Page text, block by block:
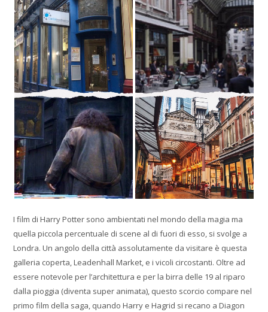
I film di Harry Potter sono ambientati nel mondo della magia ma
quella piccola percentuale di scene al di fuori di esso, si svolge a
Londra. Un angolo della città assolutamente da visitare è questa
galleria coperta, Leadenhall Market, e i vicoli circostanti. Oltre ad
essere notevole per l’architettura e per la birra delle 19 al riparo
dalla pioggia (diventa super animata), questo scorcio compare nel
primo film della saga, quando Harry e Hagrid si recano a Diagon